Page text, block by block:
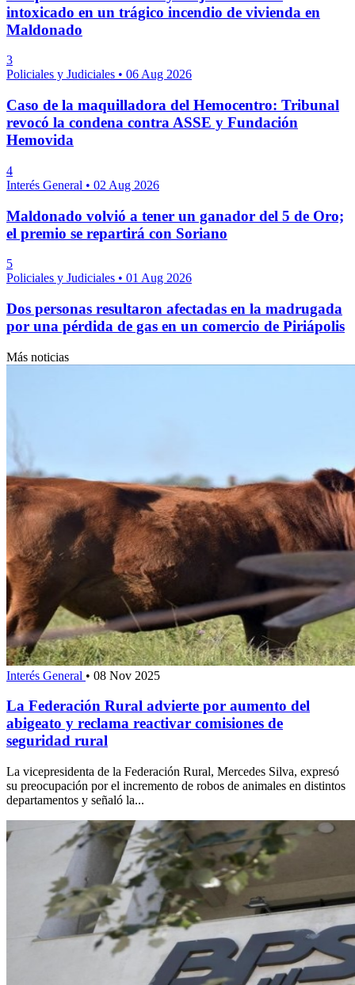
intoxicado en un trágico incendio de vivienda en
Maldonado
3
Policiales y Judiciales • 06 Aug 2026
Caso de la maquilladora del Hemocentro: Tribunal
revocó la condena contra ASSE y Fundación
Hemovida
4
Interés General • 02 Aug 2026
Maldonado volvió a tener un ganador del 5 de Oro;
el premio se repartirá con Soriano
5
Policiales y Judiciales • 01 Aug 2026
Dos personas resultaron afectadas en la madrugada
por una pérdida de gas en un comercio de Piriápolis
Más noticias
Interés General • 08 Nov 2025
La Federación Rural advierte por aumento del
abigeato y reclama reactivar comisiones de
seguridad rural
La vicepresidenta de la Federación Rural, Mercedes Silva, expresó
su preocupación por el incremento de robos de animales en distintos
departamentos y señaló la...